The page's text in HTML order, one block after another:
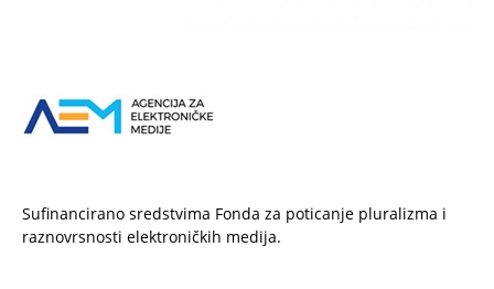
Sufinancirano sredstvima Fonda za poticanje pluralizma i
raznovrsnosti elektroničkih medija.